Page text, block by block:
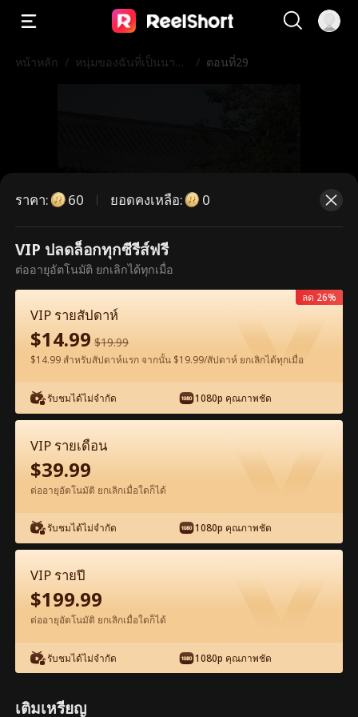
หน้าหลัก / หนุ่มของฉันที่เป็นนายพ
/ ตอนที่29
ตอนนี้เป็นตอนพรีเมียม กรุณาปลดล็อก
เพื่อรับชม
ปลดล็อกทันที
ดูฟรีในแอป
เต็มเรื่อง ภาพยนตร์เต็มเรื่อง
29 30 31 32 33
ราคา: 60 ยอดคงเหลือ: 0
VIP ปลดล็อกทุกซีรีส์ฟรี
ต่ออายุอัตโนมัติ ยกเลิกได้ทุกเมื่อ
VIP รายสัปดาห์
$14.99 $19.99
$14.99 สำหรับสัปดาห์แรก จากนั้น $19.99/สัปดาห์ ยกเลิกได้ทุกเมื่อ
รับชมได้ไม่จำกัด 1080p คุณภาพชัด
ลด 26%
VIP รายเดือน
$39.99
ต่ออายุอัตโนมัติ ยกเลิกเมื่อใดก็ได้
รับชมได้ไม่จำกัด 1080p คุณภาพชัด
VIP รายปี
$199.99
ต่ออายุอัตโนมัติ ยกเลิกเมื่อใดก็ได้
รับชมได้ไม่จำกัด 1080p คุณภาพชัด
เติมเหรียญ